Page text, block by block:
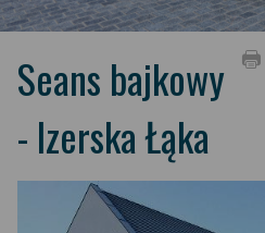
Seans bajkowy
- Izerska Łąka